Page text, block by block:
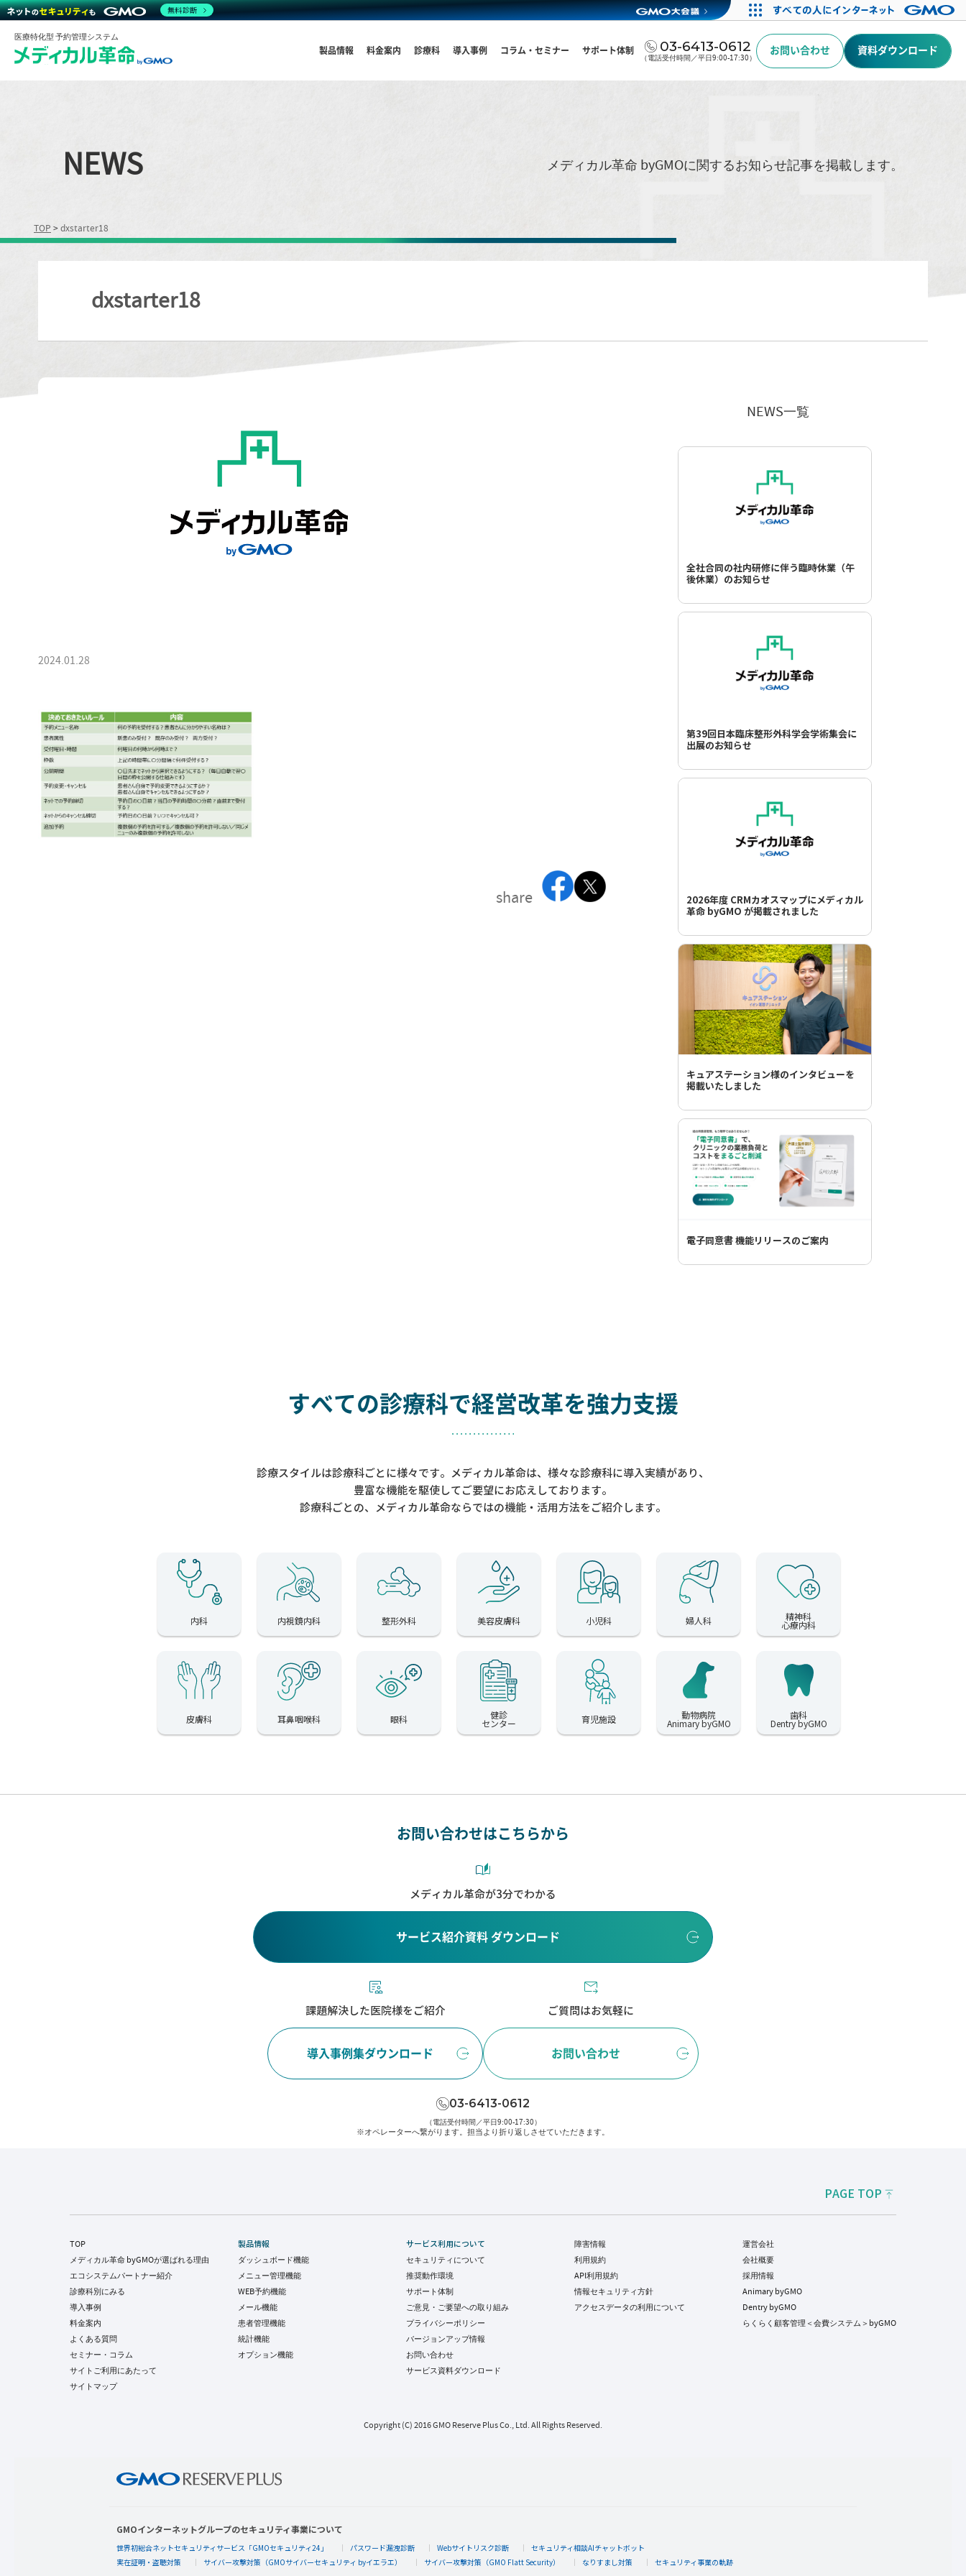
医療特化型 予約管理システム
製品情報 料金案内 診療科 導入事例 コラム・セミナー サポート体制 03-6413-0612
（電話受付時間／平日9:00-17:30）
お問い合わせ 資料ダウンロード
NEWS メディカル革命 byGMOに関するお知らせ記事を掲載します。
TOP > dxstarter18
dxstarter18
2024.01.28
share
NEWS一覧
全社合同の社内研修に伴う臨時休業（午
後休業）のお知らせ
第39回日本臨床整形外科学会学術集会に
出展のお知らせ
2026年度 CRMカオスマップにメディカル
革命 byGMO が掲載されました
キュアステーション様のインタビューを
掲載いたしました
電子同意書 機能リリースのご案内
すべての診療科で経営改革を強力支援
診療スタイルは診療科ごとに様々です。メディカル革命は、様々な診療科に導入実績があり、
豊富な機能を駆使してご要望にお応えしております。
診療科ごとの、メディカル革命ならではの機能・活用方法をご紹介します。
内科 内視鏡内科 整形外科 美容皮膚科 小児科 婦人科 精神科
心療内科
皮膚科 耳鼻咽喉科 眼科 健診
センター 育児施設 動物病院
Animary byGMO
歯科
Dentry byGMO
お問い合わせはこちらから
メディカル革命が3分でわかる
サービス紹介資料 ダウンロード
課題解決した医院様をご紹介
導入事例集ダウンロード
ご質問はお気軽に
お問い合わせ
03-6413-0612
（電話受付時間／平日9:00-17:30）
※オペレーターへ繋がります。 担当より折り返しさせていただきます。
PAGE TOP
TOP
メディカル革命 byGMOが選ばれる理由
エコシステムパートナー紹介
診療科別にみる
導入事例
料金案内
よくある質問
セミナー・コラム
サイトご利用にあたって
サイトマップ
製品情報
ダッシュボード機能
メニュー管理機能
WEB予約機能
メール機能
患者管理機能
統計機能
オプション機能
サービス利用について
セキュリティについて
推奨動作環境
サポート体制
ご意見・ご要望への取り組み
プライバシーポリシー
バージョンアップ情報
お問い合わせ
サービス資料ダウンロード
障害情報
利用規約
API利用規約
情報セキュリティ方針
アクセスデータの利用について
運営会社
会社概要
採用情報
Animary byGMO
Dentry byGMO
らくらく顧客管理＜会費システム＞byGMO
Copyright (C) 2016 GMO Reserve Plus Co., Ltd. All Rights Reserved.
GMOインターネットグループのセキュリティ事業について
世界初総合ネットセキュリティサービス「GMOセキュリティ24」 パスワード漏洩診断 Webサイトリスク診断
セキュリティ相談AIチャットボット
実在証明・盗聴対策
サイバー攻撃対策（GMOサイバーセキュリティ byイエラエ） サイバー攻撃対策（GMO Flatt Security） なりすまし対策 セキュリティ事業の軌跡
無料診断